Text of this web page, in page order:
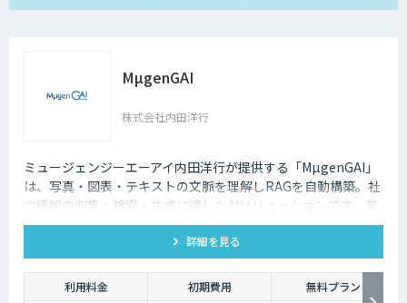
MµgenGAI
株式会社内田洋行
ミュージェンジーエーアイ内田洋行が提供する「MµgenGAI」
は、写真・図表・テキストの文脈を理解しRAGを自動構築。社
内情報の収集・検索・生成に適したAIソリューションです。業
種を問わず業務効率とナレッジ活用を支援します。
詳細を見る
利用料金 初期費用
無料プラン